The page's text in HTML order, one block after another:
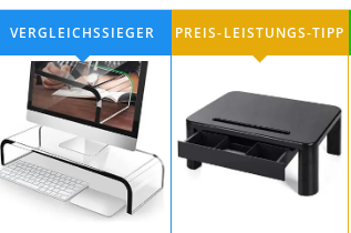
Test SchreibtischplattenTest
P5Test